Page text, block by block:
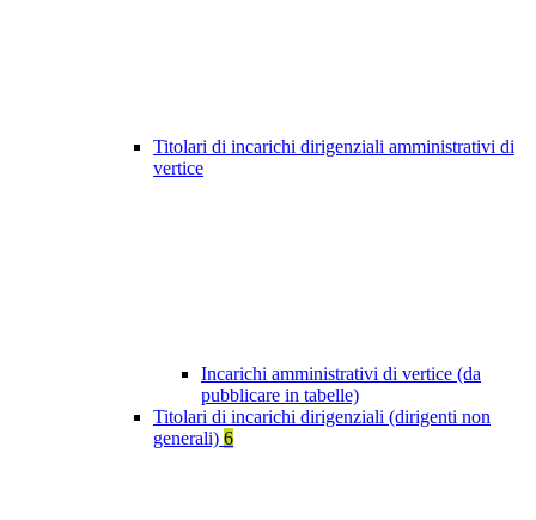
Titolari di incarichi dirigenziali amministrativi di
vertice
Incarichi amministrativi di vertice (da
pubblicare in tabelle)
Titolari di incarichi dirigenziali (dirigenti non
generali) 6